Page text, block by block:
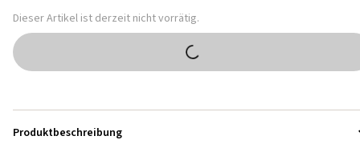
Dieser Artikel ist derzeit nicht vorrätig.
Produktbeschreibung